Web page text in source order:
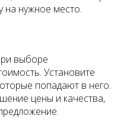
на нужное место.
выборе
Установите
попадают в него.
цены и качества,